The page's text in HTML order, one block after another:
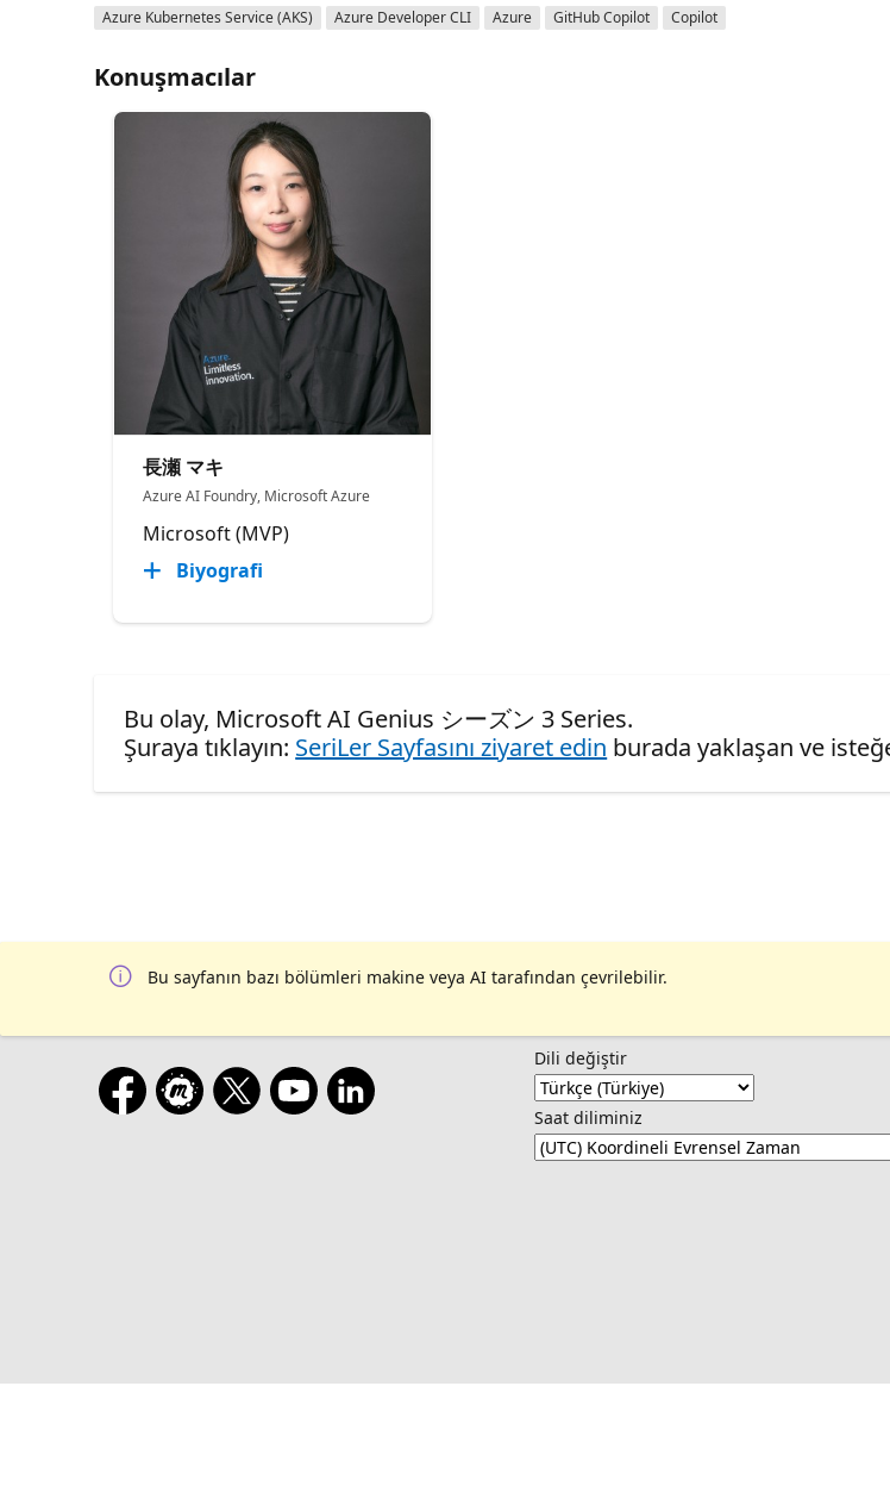
Azure Kubernetes Service (AKS) Azure Developer CLI Azure GitHub Copilot Copilot
Konuşmacılar
長瀬 マキ
Azure AI Foundry, Microsoft Azure
Microsoft (MVP)
Biyografi
Bu olay, Microsoft AI Genius シーズン 3 Series.
Şuraya tıklayın: SeriLer Sayfasını ziyaret edin burada yaklaşan ve
Bu sayfanın bazı bölümleri makine veya AI tarafından çevrilebilir.
Dili değiştir
Saat diliminiz